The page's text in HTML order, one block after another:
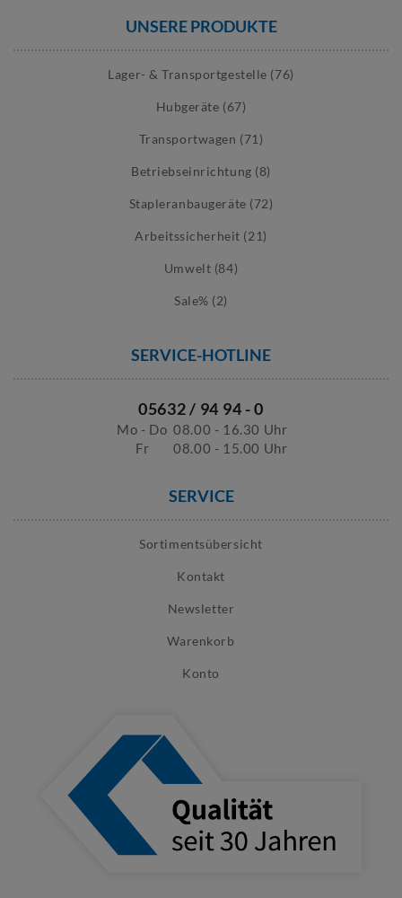
UNSERE PRODUKTE
Lager- & Transportgestelle (76)
Hubgeräte (67)
Transportwagen (71)
Betriebseinrichtung (8)
Stapleranbaugeräte (72)
Arbeitssicherheit (21)
Umwelt (84)
Sale% (2)
SERVICE-HOTLINE
05632 / 94 94 - 0
Mo - Do 08.00 - 16.30 Uhr
Fr
08.00 - 15.00 Uhr
SERVICE
Sortimentsübersicht
Kontakt
Newsletter
Warenkorb
Konto